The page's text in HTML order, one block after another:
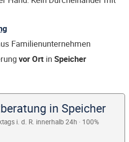
Familienunternehmen
vor Ort in Speicher
in Speicher
i. d. R. innerhalb 24h · 100%